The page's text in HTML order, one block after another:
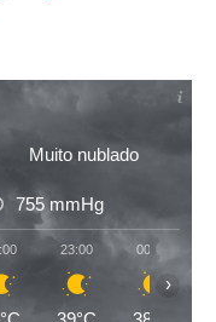
Muito nublado
755 mmHg
23:00 00:00
›